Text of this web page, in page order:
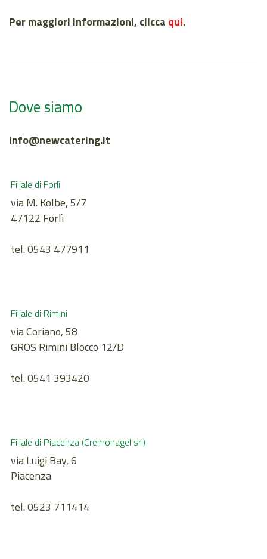
Per maggiori informazioni, clicca qui.
Dove siamo
info@newcatering.it
Filiale di Forlì
via M. Kolbe, 5/7
47122 Forlì
tel. 0543 477911
Filiale di Rimini
via Coriano, 58
GROS Rimini Blocco 12/D
tel. 0541 393420
Filiale di Piacenza (Cremonagel srl)
via Luigi Bay, 6
Piacenza
tel. 0523 711414